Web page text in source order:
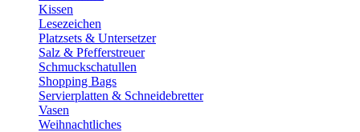
Kissen
Lesezeichen
Platzsets & Untersetzer
Salz & Pfefferstreuer
Schmuckschatullen
Shopping Bags
Servierplatten & Schneidebretter
Vasen
Weihnachtliches